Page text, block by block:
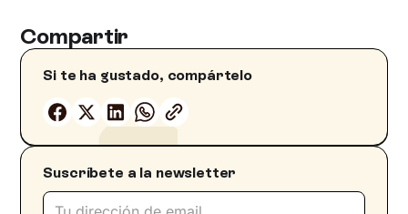
Compartir
Si te ha gustado, compártelo
Suscríbete a la newsletter